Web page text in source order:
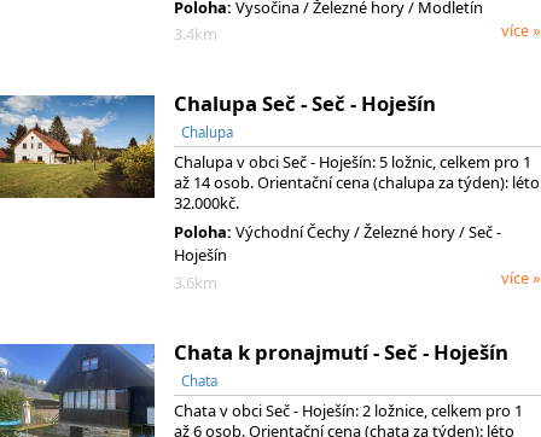
Poloha: Vysočina/ Železné hory/ Modletín
3.4km
více »
Chalupa Seč - Seč - Hoješín
Chalupa
Chalupa v obci Seč - Hoješín: 5 ložnic, celkem pro 1
až 14 osob. Orientační cena (chalupa za týden): léto
32.000kč.
Poloha: Východní Čechy/ Železné hory/ Seč -
Hoješín
3.6km
více »
Chata k pronajmutí - Seč - Hoješín
Chata
Chata v obci Seč - Hoješín: 2 ložnice, celkem pro 1
až 6 osob. Orientační cena (chata za týden): léto